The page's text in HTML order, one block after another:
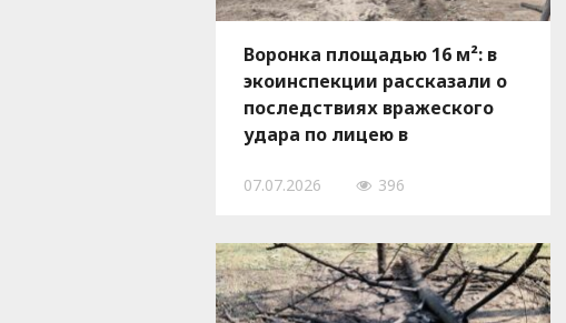
Воронка площадью 16 м²: в
экоинспекции рассказали о
последствиях вражеского
удара по лицею в
ФОТО
07.07.2026 396